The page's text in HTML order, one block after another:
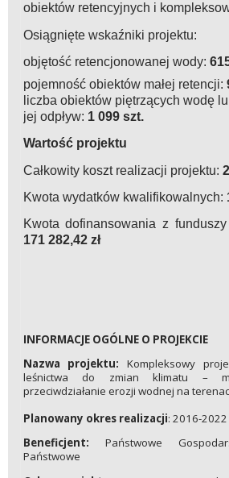
obiektów retencyjnych i
Osiągnięte wskaźniki projektu:
objętość retencjonowanej wody:
pojemność obiektów małej retencji:
liczba obiektów piętrzących wodę
jej odpływ: 1 099 szt.
Wartość projektu
Całkowity koszt realizacji projektu:
Kwota wydatków kwalifikowalnych:
Kwota dofinansowania z
171 282,42 zł
INFORMACJE OGÓLNE O PROJEKCIE
Nazwa projektu: Kompleksowy
leśnictwa do zmian klimatu –
przeciwdziałanie erozji wodnej na
Planowany okres realizacji: 2016-2022
Beneficjent: Państwowe
Państwowe